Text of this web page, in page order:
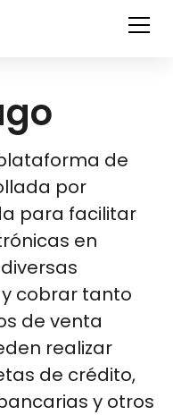
de
por
para facilitar
en
cobrar tanto
de venta
realizar
de crédito,
y otros